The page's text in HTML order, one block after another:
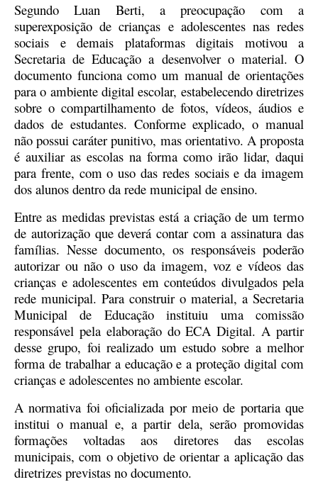
Segundo Luan Berti, a preocupação com a
superexposição de crianças e adolescentes nas redes
sociais e demais plataformas digitais motivou a
Secretaria de Educação a desenvolver o material. O
documento funciona como um manual de orientações
para o ambiente digital escolar, estabelecendo diretrizes
sobre o compartilhamento de fotos, vídeos, áudios e
dados de estudantes. Conforme explicado, o manual
não possui caráter punitivo, mas orientativo. A proposta
é auxiliar as escolas na forma como irão lidar, daqui
para frente, com o uso das redes sociais e da imagem
dos alunos dentro da rede municipal de ensino.
Entre as medidas previstas está a criação de um termo
de autorização que deverá contar com a assinatura das
famílias. Nesse documento, os responsáveis poderão
autorizar ou não o uso da imagem, voz e vídeos das
crianças e adolescentes em conteúdos divulgados pela
rede municipal. Para construir o material, a Secretaria
Municipal de Educação instituiu uma comissão
responsável pela elaboração do ECA Digital. A partir
desse grupo, foi realizado um estudo sobre a melhor
forma de trabalhar a educação e a proteção digital com
crianças e adolescentes no ambiente escolar.
A normativa foi oficializada por meio de portaria que
institui o manual e, a partir dela, serão promovidas
formações voltadas aos diretores das escolas
municipais, com o objetivo de orientar a aplicação das
diretrizes previstas no documento.